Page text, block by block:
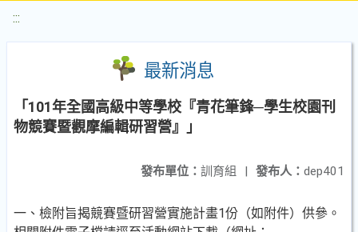
:::
最新消息
「101年全國高級中等學校『青花筆鋒─學生校園刊
物競賽暨觀摩編輯研習營』」
發布人： dep401
發布單位： 訓育組 |
一、檢附旨揭競賽暨研習營實施計畫1份（如附件）供參。